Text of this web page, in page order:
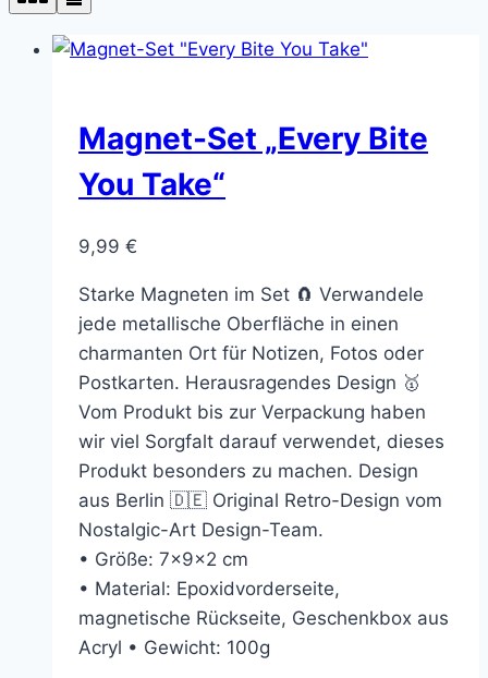
Magnet-Set „Every Bite
You Take“
9,99 €
Starke Magneten im Set 🧲 Verwandele
jede metallische Oberfläche in einen
charmanten Ort für Notizen, Fotos oder
Postkarten. Herausragendes Design 🥇
Vom Produkt bis zur Verpackung haben
wir viel Sorgfalt darauf verwendet, dieses
Produkt besonders zu machen. Design
aus Berlin 🇩🇪 Original Retro-Design vom
Nostalgic-Art Design-Team.
• Größe: 7x9x2 cm
• Material: Epoxidvorderseite,
magnetische Rückseite, Geschenkbox aus
Acryl • Gewicht: 100g